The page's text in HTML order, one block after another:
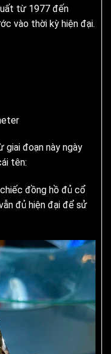
từ 1977 đến
vào thời kỳ hiện đại.
giai đoạn này ngày
tên:
đồng hồ đủ cổ
đủ hiện đại để sử